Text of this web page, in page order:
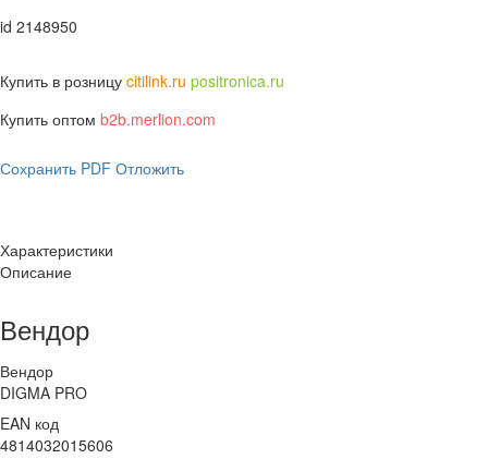
id 2148950
Купить в розницу citilink.ru positronica.ru
Купить оптом b2b.merlion.com
Сохранить PDF Отложить
Характеристики
Описание
Вендор
Вендор
DIGMA PRO
EAN код
4814032015606